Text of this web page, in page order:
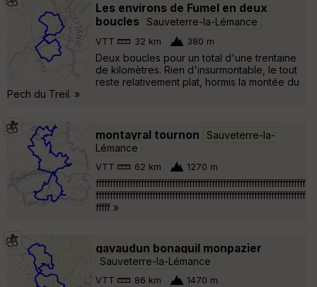
Les environs de Fumel en deux
boucles
Sauveterre-la-Lémance
VTT 32 km 380 m
Deux boucles pour un total d'une trentaine
de kilomètres. Rien d'insurmontable, le tout
reste relativement plat, hormis la montée du
Pech du Treil. »
montayral tournon
Sauveterre-la-
Lémance
VTT 62 km 1270 m
ffffffffffffffffffffffffffffffffffffffffffffffffffffffffffffffffffffffffff
ffffffffffffffffffffffffffffffffffffffffffffffffffffffffffffffffffffffffff
fffff »
gavaudun bonaguil monpazier
Sauveterre-la-Lémance
VTT 86 km 1470 m